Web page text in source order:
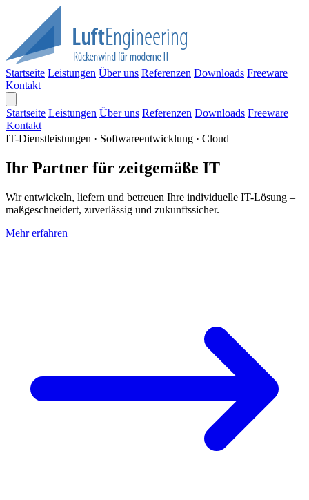
Startseite Leistungen Über uns Referenzen Downloads Freeware
Kontakt
Startseite Leistungen Über uns Referenzen Downloads Freeware
Kontakt
IT-Dienstleistungen · Softwareentwicklung · Cloud
Ihr Partner für zeitgemäße IT
Wir entwickeln, liefern und betreuen Ihre individuelle IT-Lösung –
maßgeschneidert, zuverlässig und zukunftssicher.
Mehr erfahren